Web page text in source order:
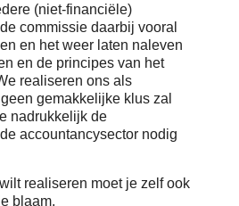
(niet-financiële)
commissie daarbij vooral
en het weer laten naleven
en de principes van het
realiseren ons als
gemakkelijke klus zal
nadrukkelijk de
accountancysector nodig
realiseren moet je zelf ook
blaam.